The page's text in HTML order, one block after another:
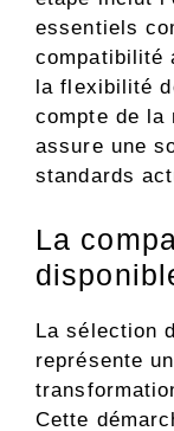
essentiels
compatibilité
la flexibilité
compte de la
assure une
standards
La
La sélection
représente
Cette